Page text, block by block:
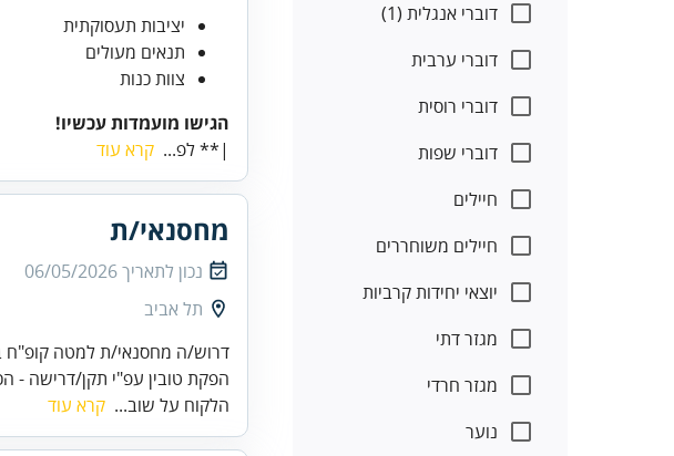
דוברי אנגלית (1)
דוברי ערבית
דוברי רוסית
דוברי שפות
חיילים
חיילים משוחררים
יוצאי יחידות קרביות
מגזר דתי
מגזר חרדי
נוער
יציבות תעסוקתית
תנאים מעולים
צוות כנות
הגישו מועמדות עכשיו!
|** לפ... קרא עוד
מחסנאי/ת
נכון לתאריך06/05/2026
תל אביב
דרוש/ה מחסנאי/ת למטה קופ"ח
הפקת טובין עפ"י תקן/דרישה -
הלקוח על שוב... קרא עוד